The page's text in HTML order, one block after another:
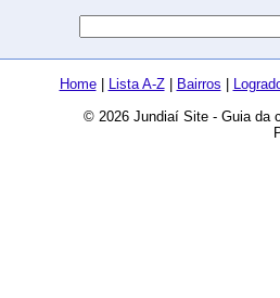
Home| Lista A-Z| Bairros
© 2026 Jundiaí Site - Guia da